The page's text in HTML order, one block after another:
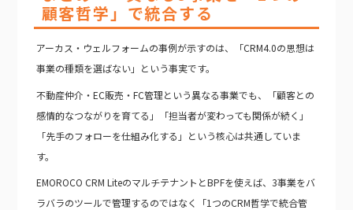
顧客哲学」で統合する
アーカス・ウェルフォームの事例が示すのは、「CRM4.0の思想は
事業の種類を選ばない」という事実です。
不動産仲介・EC販売・FC管理という異なる事業でも、「顧客との
感情的なつながりを育てる」「担当者が変わっても関係が続く」
「先手のフォローを仕組み化する」という核心は共通していま
す。
EMOROCO CRM LiteのマルチテナントとBPFを使えば、3事業をバ
ラバラのツールで管理するのではなく「1つのCRM哲学で統合管